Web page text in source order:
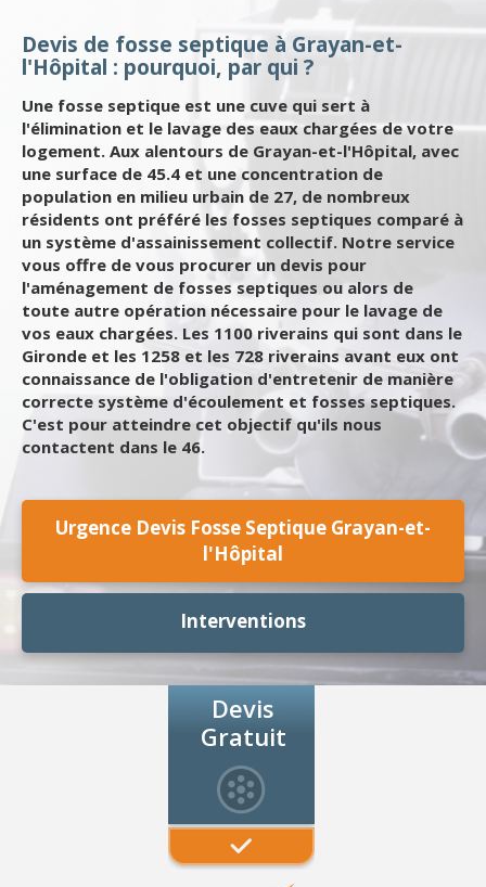
Devis de fosse septique à Grayan-et-
l'Hôpital : pourquoi, par qui ?
Une fosse septique est une cuve qui sert à
l'élimination et le lavage des eaux chargées de votre
logement. Aux alentours de Grayan-et-l'Hôpital, avec
une surface de 45.4 et une concentration de
population en milieu urbain de 27, de nombreux
résidents ont préféré les fosses septiques comparé à
un système d'assainissement collectif. Notre service
vous offre de vous procurer un devis pour
l'aménagement de fosses septiques ou alors de
toute autre opération nécessaire pour le lavage de
vos eaux chargées. Les 1100 riverains qui sont dans le
Gironde et les 1258 et les 728 riverains avant eux ont
connaissance de l'obligation d'entretenir de manière
correcte système d'écoulement et fosses septiques.
C'est pour atteindre cet objectif qu'ils nous
contactent dans le 46.
Urgence Devis Fosse Septique Grayan-et-
l'Hôpital
Interventions
Devis
Gratuit